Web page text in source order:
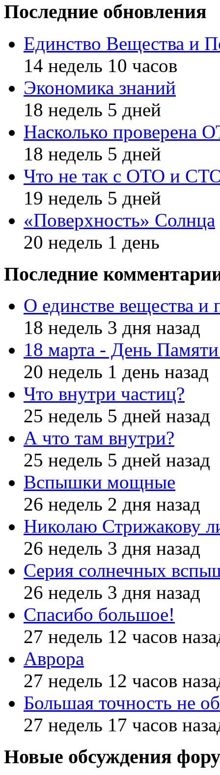
Последние обновления
Единство Вещества и
14 недель 10 часов
Экономика знаний
18 недель 5 дней
Насколько проверена
18 недель 5 дней
Что не так с ОТО и
19 недель 5 дней
«Поверхность» Солнца
20 недель 1 день
Последние
О единстве вещества и
18 недель 3 дня назад
18 марта - День
20 недель 1 день назад
Что внутри частиц?
25 недель 5 дней назад
А что там внутри?
25 недель 5 дней назад
Вспышки мощные
26 недель 2 дня назад
Николаю Стрижакову
26 недель 3 дня назад
Серия солнечных
26 недель 3 дня назад
Спасибо большое!
27 недель 12 часов
Аврора
27 недель 12 часов
Большая точность не
27 недель 17 часов
Новые обсуждения